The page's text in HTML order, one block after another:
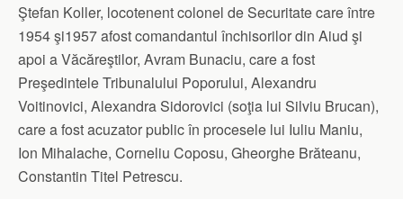
Ştefan Koller, locotenent colonel de Securitate care între
1954 şi1957 afost comandantul închisorilor din Aiud şi
apoi a Văcăreştilor, Avram Bunaciu, care a fost
Preşedintele Tribunalului Poporului, Alexandru
Voitinovici, Alexandra Sidorovici (soţia lui Silviu Brucan),
care a fost acuzator public în procesele lui Iuliu Maniu,
Ion Mihalache, Corneliu Coposu, Gheorghe Brăteanu,
Constantin Titel Petrescu.